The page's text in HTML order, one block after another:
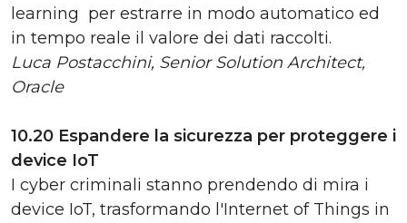
learning per estrarre in modo automatico ed
in tempo reale il valore dei dati raccolti.
Luca Postacchini, Senior Solution Architect,
Oracle
10.20 Espandere la sicurezza per proteggere i
device IoT
I cyber criminali stanno prendendo di mira i
device IoT, trasformando l'Internet of Things in